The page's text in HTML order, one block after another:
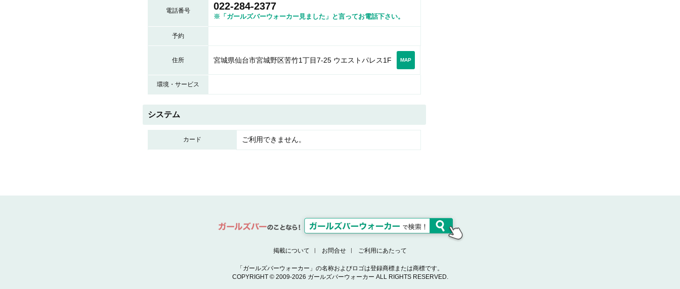
電話番号 022-284-2377
※「ガールズバーウォーカー見ました」と言ってお電話下さい。
予約
住所 宮城県仙台市宮城野区苦竹1丁目7-25 ウエストパレス1F MAP
環境・サービス
システム
カード ご利用できません。
掲載について お問合せ ご利用にあたって
「ガールズバーウォーカー」の名称およびロゴは登録商標または商標です。
COPYRIGHT © 2009-2026 ガールズバーウォーカー ALL RIGHTS RESERVED.